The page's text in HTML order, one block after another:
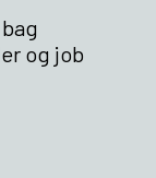
og job